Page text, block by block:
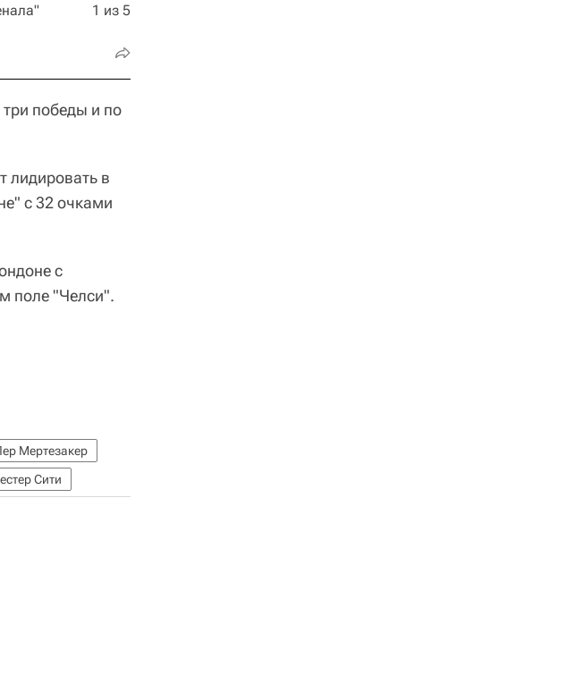
1 из 5
победы и по
лидировать в
с 32 очками
с
поле "Челси".
Мертезакер
Сити